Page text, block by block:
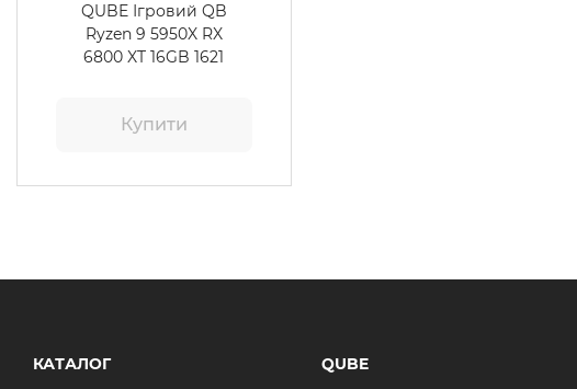
QUBE Ігровий QB
Ryzen 9 5950X RX
6800 XT 16GB 1621
Купити
КАТАЛОГ QUBE